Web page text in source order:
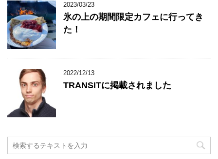
2023/03/23
氷の上の期間限定カフェに行ってき
た！
2022/12/13
TRANSITに掲載されました